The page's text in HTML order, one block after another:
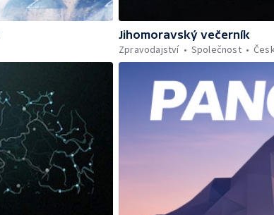
Jihomoravský večerník
Zpravodajství
Společnost